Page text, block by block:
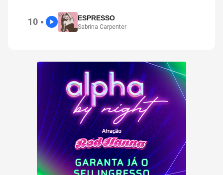
10 ● ESPRESSO
Sabrina Carpenter